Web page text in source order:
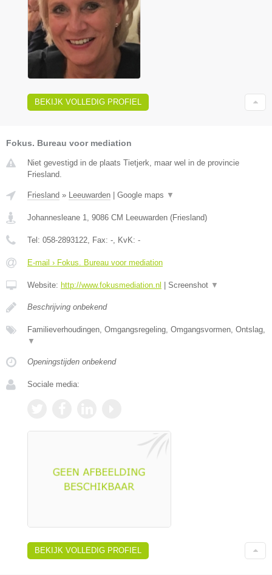
BEKIJK VOLLEDIG PROFIEL
Fokus. Bureau voor mediation
Niet gevestigd in de plaats Tietjerk, maar wel in de provincie
Friesland.
Friesland » Leeuwarden Google maps ▼
Johannesleane 1, 9086 CM Leeuwarden (Friesland)
Tel: 058-2893122, Fax: -, KvK: -
E-mail › Fokus. Bureau voor mediation
Website: http://www.fokusmediation.nl Screenshot ▼
Beschrijving onbekend
Familieverhoudingen, Omgangsregeling, Omgangsvormen, Ontslag,
▼
Openingstijden onbekend
Sociale media:
BEKIJK VOLLEDIG PROFIEL